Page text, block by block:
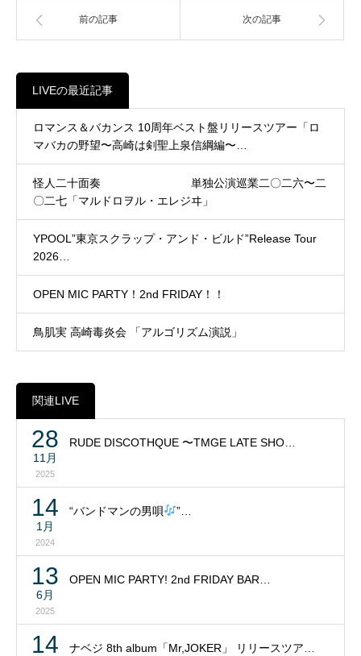
前の記事 次の記事
LIVEの最近記事
ロマンス＆バカンス 10周年ベスト盤リリースツアー「ロ
マバカの野望〜高崎は剣聖上泉信綱編〜…
怪人二十面奏 単独公演巡業二〇二六〜二
〇二七「マルドロヲル・エレジヰ」
YPOOL”東京スクラップ・アンド・ビルド”Release Tour
2026…
OPEN MIC PARTY！2nd FRIDAY！！
鳥肌実 高崎毒炎会 「アルゴリズム演説」
関連LIVE
28
11月
2025
RUDE DISCOTHQUE 〜TMGE LATE SHO…
14
1月
2024
“バンドマンの男唄 ”…
13
6月
2025
OPEN MIC PARTY! 2nd FRIDAY BAR…
14 ナベジ 8th album「Mr,JOKER」 リリースツア…